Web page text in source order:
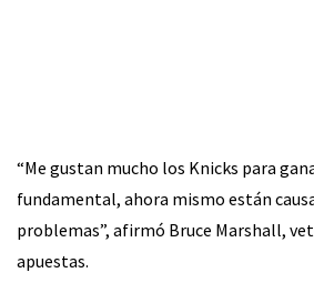
“Me gustan mucho los Knicks para
fundamental, ahora mismo están
problemas”, afirmó Bruce Marshall,
apuestas.